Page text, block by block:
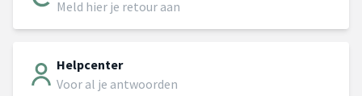
Meld hier je retour aan
Helpcenter
Voor al je antwoorden